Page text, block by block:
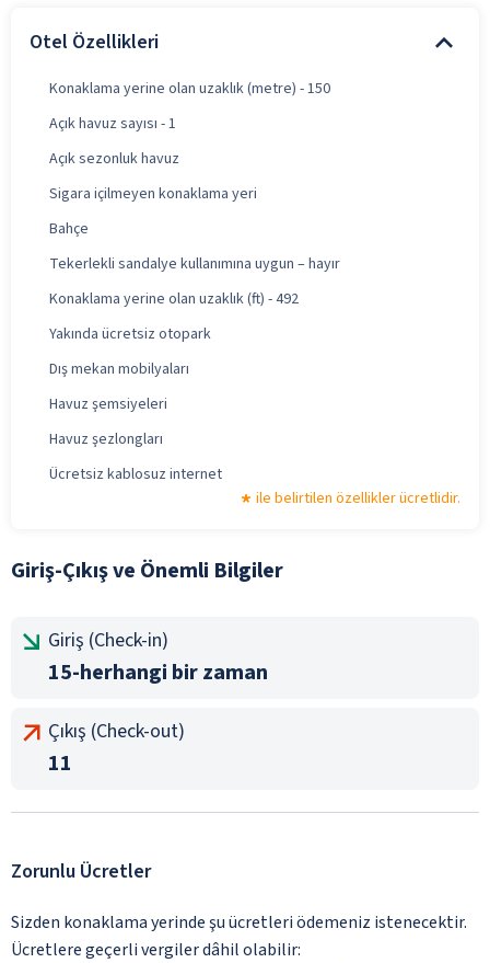
Otel Özellikleri
Konaklama yerine olan uzaklık (metre) - 150
Açık havuz sayısı - 1
Açık sezonluk havuz
Sigara içilmeyen konaklama yeri
Bahçe
Tekerlekli sandalye kullanımına uygun – hayır
Konaklama yerine olan uzaklık (ft) - 492
Yakında ücretsiz otopark
Dış mekan mobilyaları
Havuz şemsiyeleri
Havuz şezlongları
Ücretsiz kablosuz internet
ile belirtilen özellikler ücretlidir.
Giriş-Çıkış ve Önemli Bilgiler
Giriş (Check-in)
15-herhangi bir zaman
Çıkış (Check-out)
11
Zorunlu Ücretler
Sizden konaklama yerinde şu ücretleri ödemeniz istenecektir.
Ücretlere geçerli vergiler dâhil olabilir: